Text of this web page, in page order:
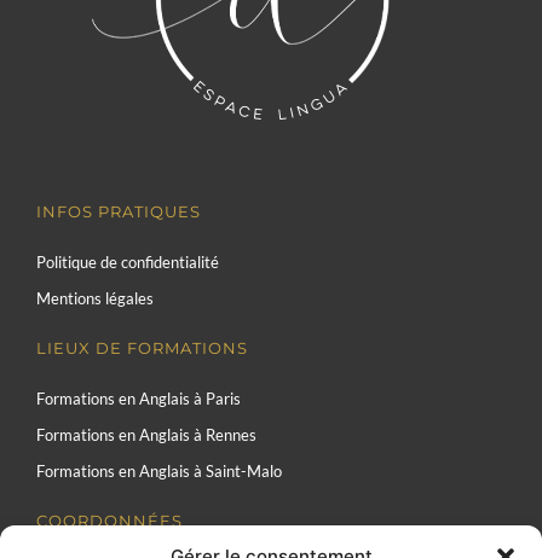
INFOS PRATIQUES
Politique de confidentialité
Mentions légales
LIEUX DE FORMATIONS
Formations en Anglais à Paris
Formations en Anglais à Rennes
Formations en Anglais à Saint-Malo
COORDONNÉES